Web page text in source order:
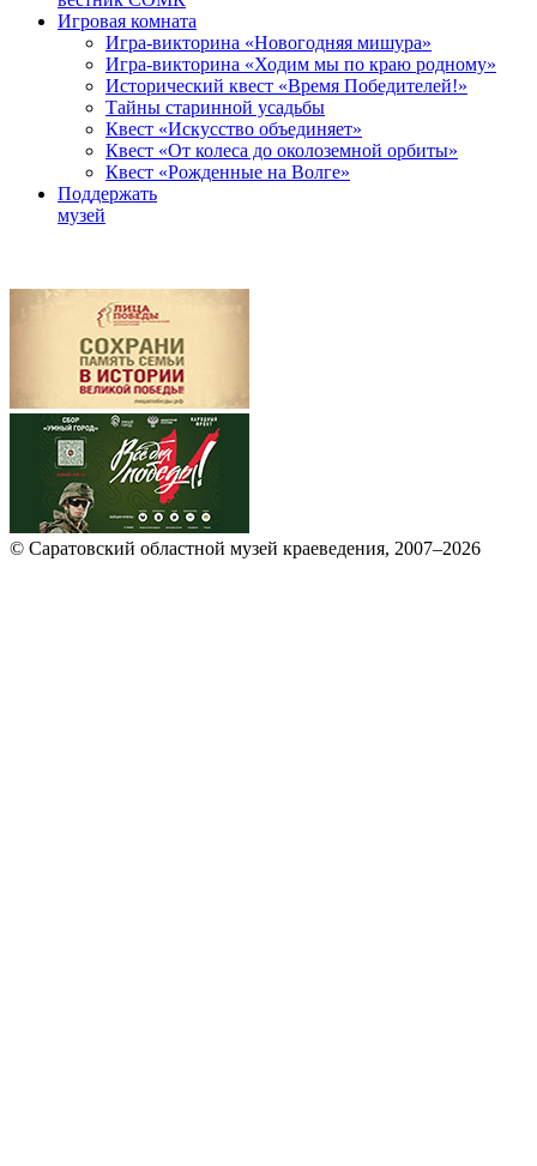
Игровая комната
Игра-викторина «Новогодняя мишура»
Игра-викторина «Ходим мы по краю родному»
Исторический квест «Время Победителей!»
Тайны старинной усадьбы
Квест «Искусство объединяет»
Квест «От колеса до околоземной орбиты»
Квест «Рожденные на Волге»
Поддержать
музей
© Саратовский областной музей краеведения, 2007–2026